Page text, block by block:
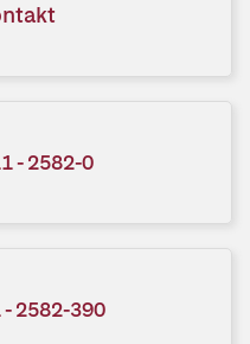
- 2582-0
- 2582-390